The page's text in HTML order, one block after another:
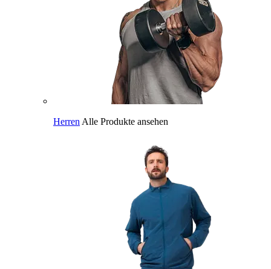
Herren Alle Produkte ansehen